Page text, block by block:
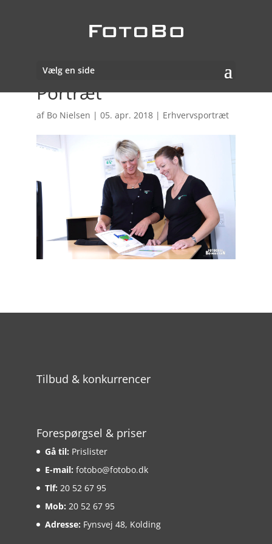
Vælg en side
Portræt
af Bo Nielsen | 05. apr. 2018| Erhvervsportræt
Tilbud & konkurrencer
Forespørgsel & priser
Gå til: Prislister
E-mail: fotobo@fotobo.dk
Tlf: 20 52 67 95
Mob: 20 52 67 95
Adresse: Fynsvej 48, Kolding